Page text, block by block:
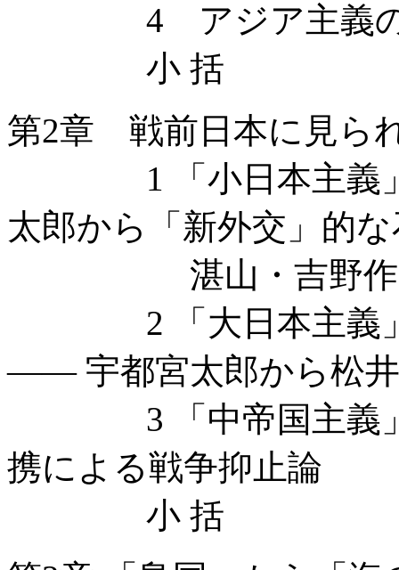
4 アジア主義の始
小 括
第2章 戦前日本に見ら
1 「小日本主義」
太郎から「新外交」的
湛山・吉野作
2 「大日本主義」
—— 宇都宮太郎から松
3 「中帝国主義」
携による戦争抑止論
小 括